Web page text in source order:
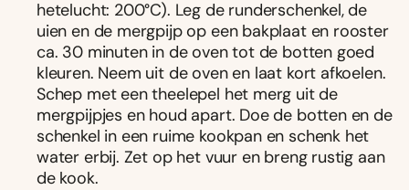
hetelucht: 200°C). Leg de runderschenkel, de
uien en de mergpijp op een bakplaat en rooster
ca. 30 minuten in de oven tot de botten goed
kleuren. Neem uit de oven en laat kort afkoelen.
Schep met een theelepel het merg uit de
mergpijpjes en houd apart. Doe de botten en de
schenkel in een ruime kookpan en schenk het
water erbij. Zet op het vuur en breng rustig aan
de kook.